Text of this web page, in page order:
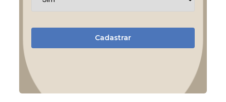
Cadastrar